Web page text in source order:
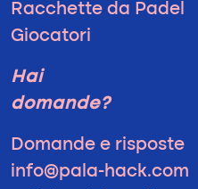
Racchette da Padel
Giocatori
Hai
domande?
Domande e risposte
info@pala-hack.com